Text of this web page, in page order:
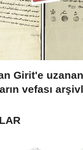
Girit'e
vefası